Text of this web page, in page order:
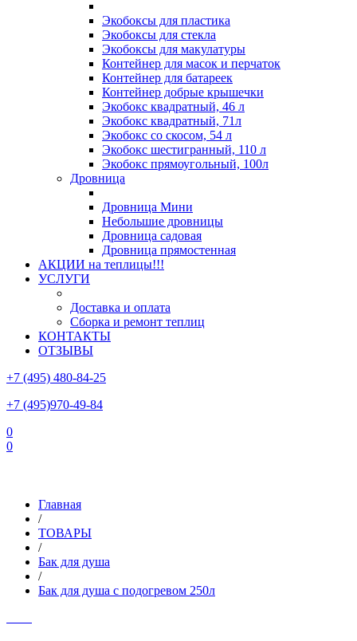
Экобоксы для пластика
Экобоксы для стекла
Экобоксы для макулатуры
Контейнер для масок и перчаток
Контейнер для батареек
Контейнер добрые крышечки
Экобокс квадратный, 46 л
Экобокс квадратный, 71л
Экобокс со скосом, 54 л
Экобокс шестигранный, 110 л
Экобокс прямоугольный, 100л
Дровница
Дровница Мини
Небольшие дровницы
Дровница садовая
Дровница прямостенная
АКЦИИ на теплицы!!!
УСЛУГИ
Доставка и оплата
Сборка и ремонт теплиц
КОНТАКТЫ
ОТЗЫВЫ
+7 (495) 480-84-25
+7 (495)970-49-84
0
0
Главная
/
ТОВАРЫ
/
Бак для душа
/
Бак для душа с подогревом 250л